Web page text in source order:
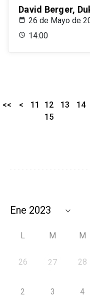
David Berger,
26 de Mayo de
14:00
<< < 11 12 13
14
15
L M M
26 27 28
2 3 4